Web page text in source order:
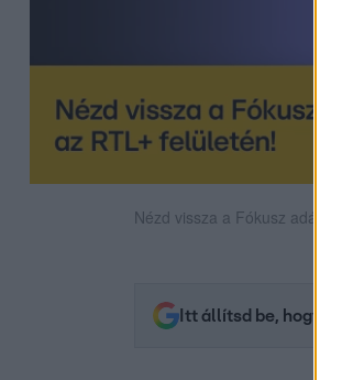
Nézd vissza a Fókusz adásait
Itt állítsd be, hogy az